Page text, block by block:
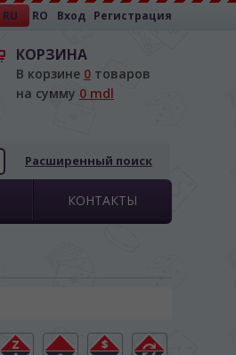
RU RO Вход Регистрация
КОРЗИНА
В корзине 0товаров
на сумму 0 mdl
Расширенный поиск
КОНТАКТЫ